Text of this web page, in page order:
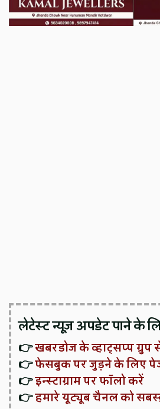
लेटेस्ट न्यूज़ अपडेट पाने के
👉खबरडोज के व्हाट्सप्प ग्रुप
👉फेसबुक पर जुड़ने के लिए
👉इन्स्टाग्राम पर फॉलो करें
👉हमारे यूट्यूब चैनल को